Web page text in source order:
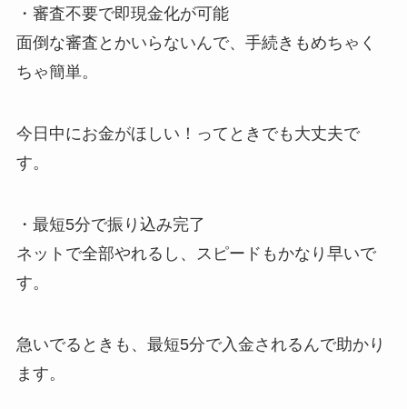
・審査不要で即現金化が可能
面倒な審査とかいらないんで、手続きもめちゃく
ちゃ簡単。
今日中にお金がほしい！ってときでも大丈夫で
す。
・最短5分で振り込み完了
ネットで全部やれるし、スピードもかなり早いで
す。
急いでるときも、最短5分で入金されるんで助かり
ます。